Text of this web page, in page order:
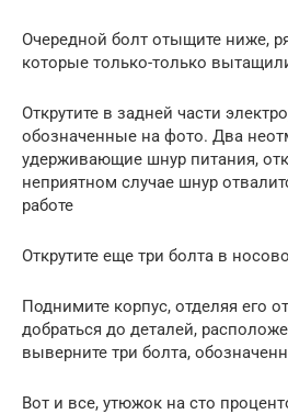
Очередной болт отыщите ниже,
которые только-только
Открутите в задней части
обозначенные на фото. Два
удерживающие шнур питания,
неприятном случае шнур
работе
Открутите еще три болта в
Поднимите корпус, отделяя его
добраться до деталей,
выверните три болта,
Вот и все, утюжок на сто